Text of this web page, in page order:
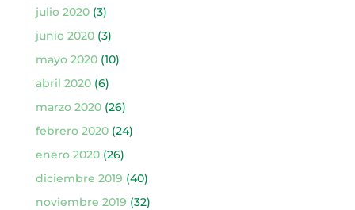
julio 2020(3)
junio 2020(3)
mayo 2020(10)
abril 2020(6)
marzo 2020(26)
febrero 2020(24)
enero 2020(26)
diciembre 2019 (40)
noviembre 2019 (32)